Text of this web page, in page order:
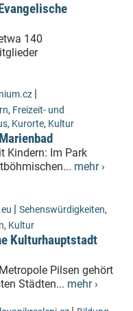
140
|
, Freizeit- und
, Kurorte, Kultur
Kindern: Im Park
mehr ›
| Sehenswürdigkeiten,
, Kultur
Kulturhauptstadt
Pilsen gehört
Städten... mehr ›